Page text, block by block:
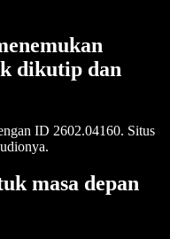
dikutip dan
ID 2602.04160. Situs
masa depan